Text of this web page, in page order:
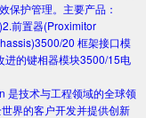
保护管理。主要产品：
前置器(Proximitor
20 框架接口模
的键相器模块3500/15电
是技术与工程领域的全球领
界的客户开发并提供创新